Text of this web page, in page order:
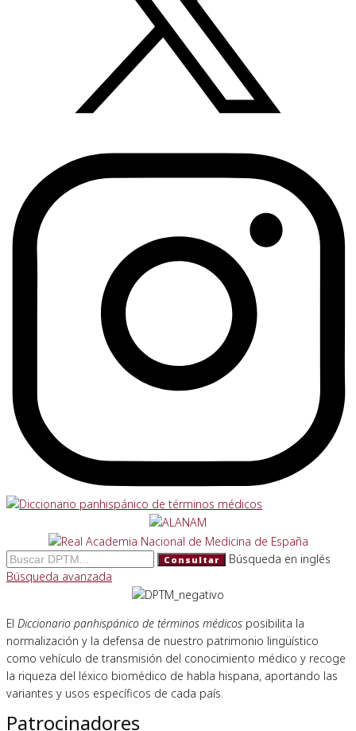
Consultar
Búsqueda en inglés
Búsqueda avanzada
El Diccionario panhispánico de términos médicos posibilita la
normalización y la defensa de nuestro patrimonio lingüístico
como vehículo de transmisión del conocimiento médico y recoge
la riqueza del léxico biomédico de habla hispana, aportando las
variantes y usos específicos de cada país.
Patrocinadores